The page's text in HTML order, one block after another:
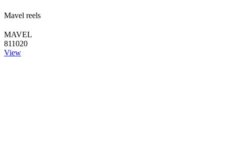
Mavel reels
MAVEL
811020
View